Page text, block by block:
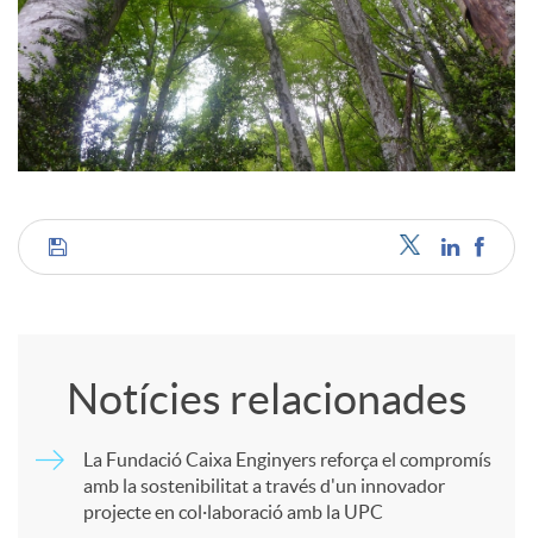
e
c
o
C
m
Notícies relacionades
La Fundació Caixa Enginyers reforça el compromís
amb la sostenibilitat a través d'un innovador
projecte en col·laboració amb la UPC